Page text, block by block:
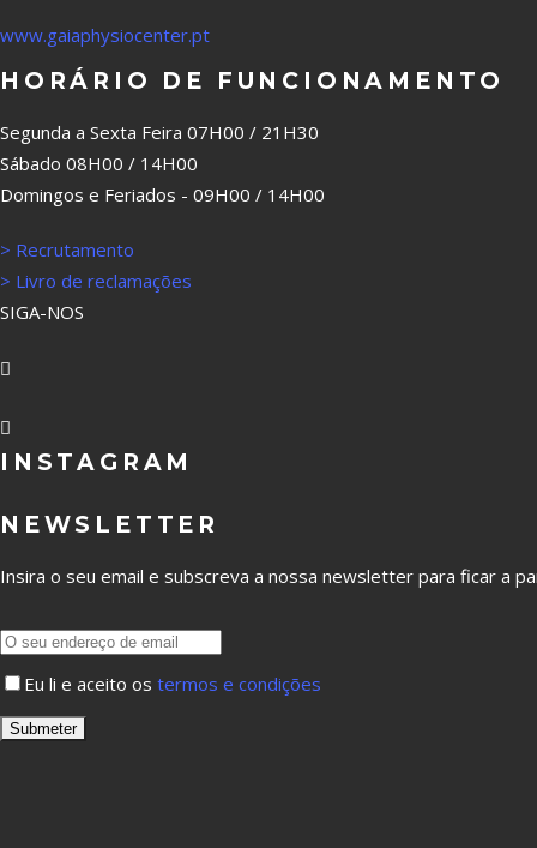
www.gaiaphysiocenter.pt
HORÁRIO DE FUNCIONAMENTO
Segunda a Sexta Feira 07H00 / 21H30
Sábado 08H00 / 14H00
Domingos e Feriados - 09H00 / 14H00
> Recrutamento
> Livro de reclamações
SIGA-NOS
INSTAGRAM
NEWSLETTER
Insira o seu email e subscreva a nossa newsletter para ficar a
Eu li e aceito os termos e condições